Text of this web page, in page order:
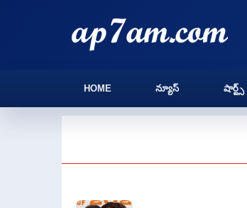
HOME న్యూస్ షార్ట్స్